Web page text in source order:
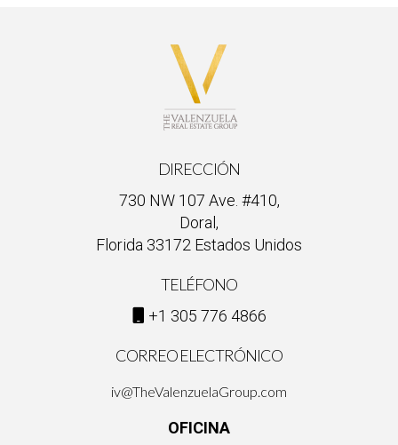
DIRECCIÓN
730 NW 107 Ave. #410,
Doral,
Florida 33172 Estados Unidos
TELÉFONO
+1 305 776 4866
CORREO ELECTRÓNICO
iv@TheValenzuelaGroup.com
OFICINA